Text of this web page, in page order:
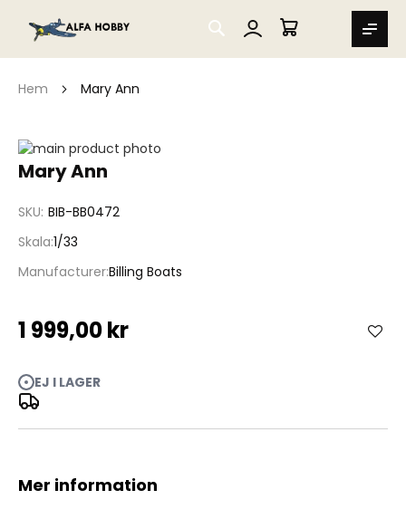
SEARCH
MIN VARUKORG
Hem Mary Ann
Mary Ann
SKU BIB-BB0472
Skala 1/33
ManufacturerBilling Boats
1 999,00 kr
EJ I LAGER
Hoppa
till
bildgalleriet
Hoppa
av
bildgalleriet
Mer information